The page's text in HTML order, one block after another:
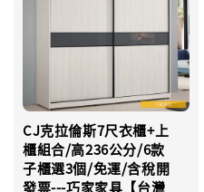
CJ克拉倫斯7尺衣櫃+上
櫃組合/高236公分/6款
子櫃選3個/免運/含稅開
發票---巧家家具【台灣